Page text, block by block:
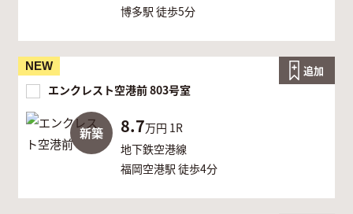
博多駅 徒歩5分
NEW
新築
エンクレスト空港前 803号室
8.7万円 1R
地下鉄空港線
福岡空港駅 徒歩4分
追加